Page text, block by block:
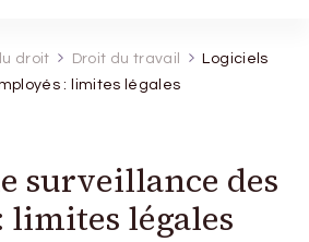
droit Droit du travail
Logiciels
: limites légales
surveillance des
limites légales